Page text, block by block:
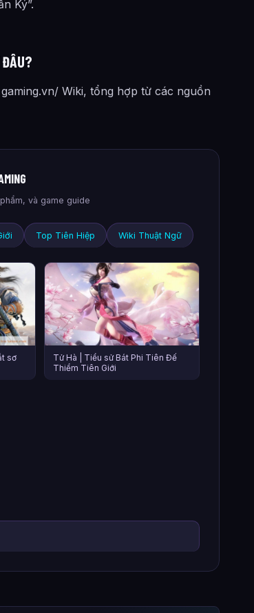
Ký”.
ĐÂU?
Wiki, tổng hợp từ các nguồn
và game guide
Top Tiên Hiệp Wiki Thuật Ngữ
sơ
Tử Hà | Tiểu sử Bát Phi Tiên Đế
Thiểm Tiên Giới